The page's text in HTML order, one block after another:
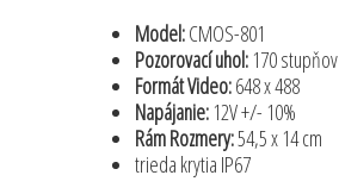
Model:CMOS-801
Pozorovací uhol: 170 stupňov
Formát Video:648 x 488
Napájanie: 12V +/- 10%
Rám Rozmery:54,5 x 14 cm
trieda krytia IP67